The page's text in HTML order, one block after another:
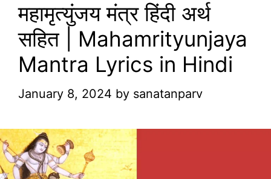
महामृत्युंजय मंत्र हिंदी अर्थ
सहित | Mahamrityunjaya
Mantra Lyrics in Hindi
January 8, 2024 by sanatanparv